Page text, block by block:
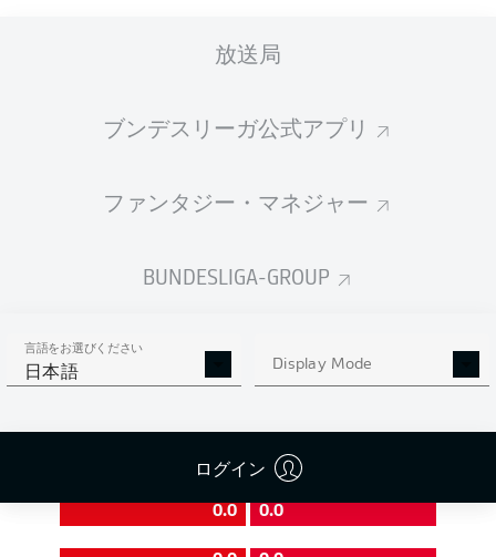
放送局
ブンデスリーガ公式アプリ
ファンタジー・マネジャー
BUNDESLIGA-GROUP
言語をお選びください
日本語 Display Mode
ログイン
0
0 % 成功率 0 %
PASS EFFICIENCY
0.0 0.0